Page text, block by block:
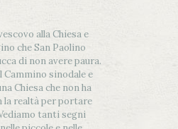
alla Chiesa e
che San Paolino
di non avere paura.
Cammino sinodale e
Chiesa che non ha
realtà per portare
tanti segni